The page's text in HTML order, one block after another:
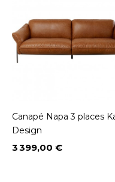
Canapé Napa 3 places
Design
Prix
3 399,00 €